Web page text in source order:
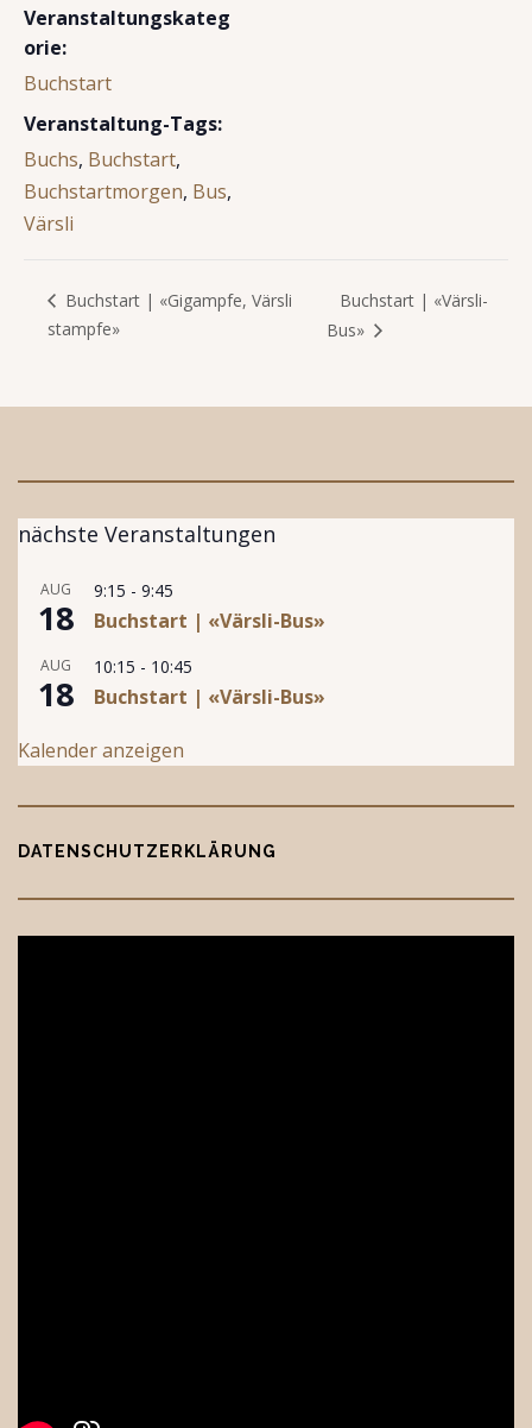
Veranstaltungskateg
orie:
Buchstart
Veranstaltung-Tags:
Buchs, Buchstart,
Buchstartmorgen, Bus,
Värsli
Buchstart | «Gigampfe, Värsli
stampfe»
Buchstart | «Värsli-
Bus»
nächste Veranstaltungen
AUG
18
9:15 - 9:45
Buchstart | «Värsli-Bus»
AUG
18
10:15 - 10:45
Buchstart | «Värsli-Bus»
Kalender anzeigen
DATENSCHUTZERKLÄRUNG